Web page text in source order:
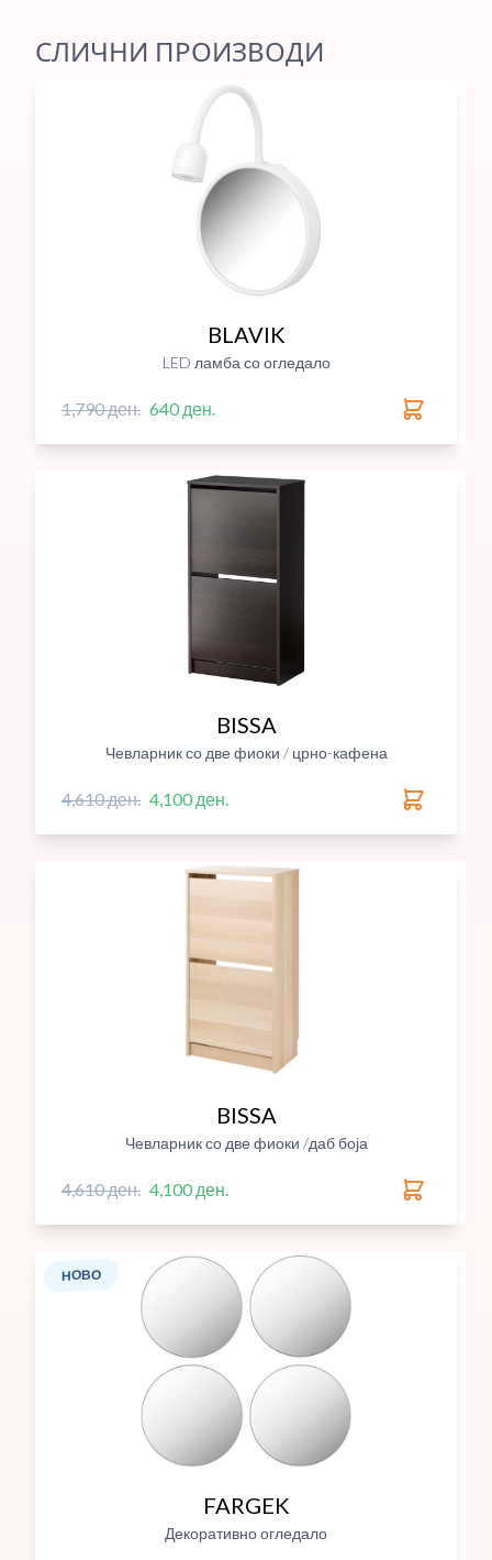
СЛИЧНИ ПРОИЗВОДИ
BLAVIK
LED ламба со огледало
1,790 ден. 640 ден.
BISSA
Чевларник со две фиоки / црно-кафена
4,610 ден. 4,100 ден.
BISSA
Чевларник со две фиоки /даб боја
4,610 ден. 4,100 ден.
НОВО
FARGEK
Декоративно огледало